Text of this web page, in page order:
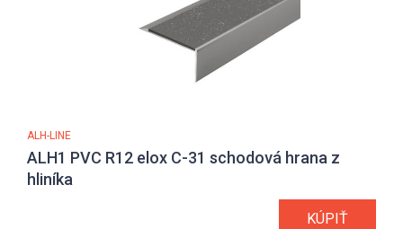
ALH-LINE
ALH1 PVC R12 elox C-31 schodová hrana z
hliníka
KÚPIŤ